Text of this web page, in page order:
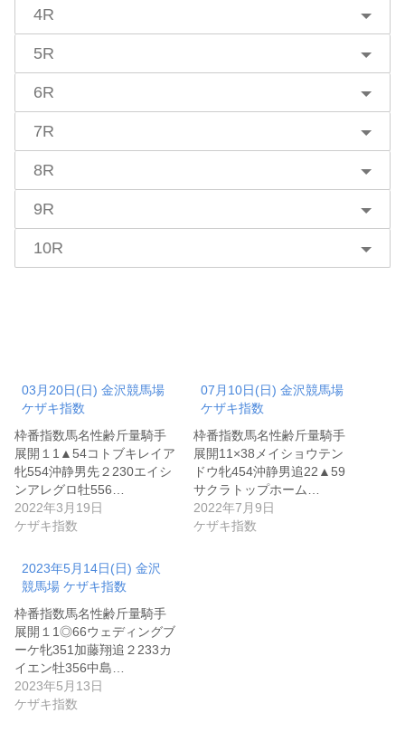
4R
5R
6R
7R
8R
9R
10R
03月20日(日) 金沢競馬場
ケザキ指数
枠番指数馬名性齢斤量騎手
展開１1▲54コトブキレイア
牝554沖静男先２230エイシ
ンアレグロ牡556…
2022年3月19日
ケザキ指数
07月10日(日) 金沢競馬場
ケザキ指数
枠番指数馬名性齢斤量騎手
展開11×38メイショウテン
ドウ牝454沖静男追22▲59
サクラトップホーム…
2022年7月9日
ケザキ指数
2023年5月14日(日) 金沢
競馬場 ケザキ指数
枠番指数馬名性齢斤量騎手
展開１1◎66ウェディングブ
ーケ牝351加藤翔追２233カ
イエン牡356中島…
2023年5月13日
ケザキ指数